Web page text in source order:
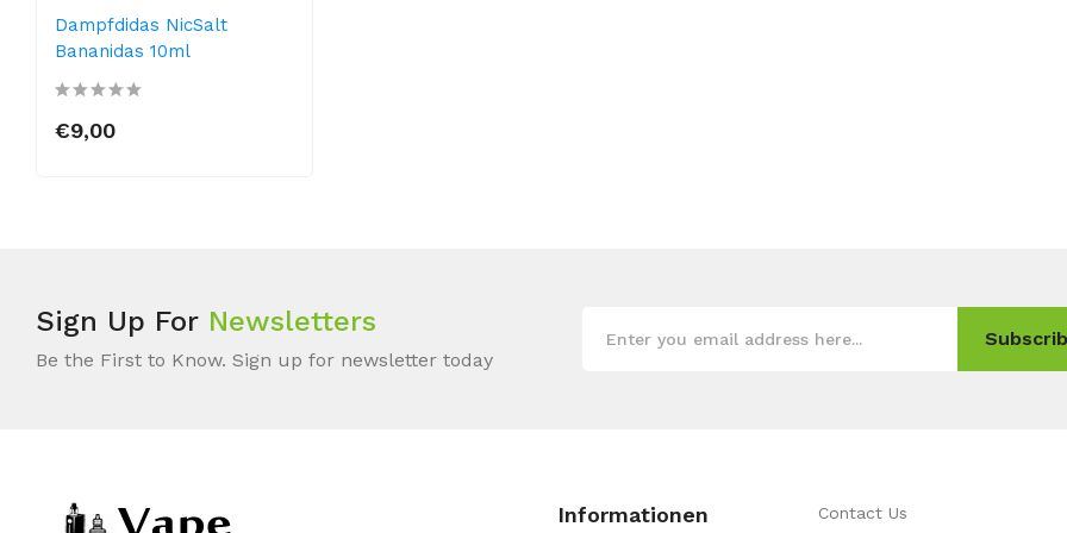
Dampfdidas NicSalt
Bananidas 10ml
€9,00
Sign Up For Newsletters
Be the First to Know. Sign up for newsletter today
Informationen Contact Us